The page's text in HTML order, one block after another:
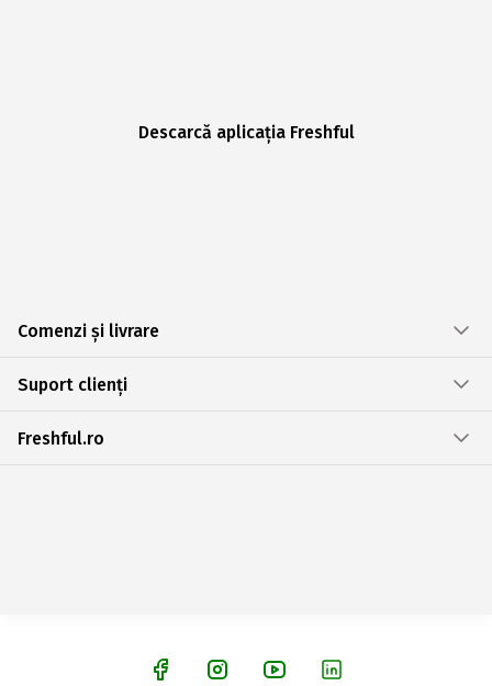
Descarcă aplicația Freshful
Comenzi și livrare
Suport clienți
Freshful.ro